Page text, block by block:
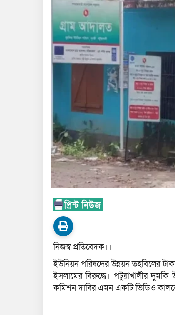
নিজস্ব প্রতিবেদক।।
ইউনিয়ন পরিষদের উন্নয়ন তহবিলের
ইসলামের বিরুদ্ধে। পটুয়াখালীর
কমিশন দাবির এমন একটি ভিডিও